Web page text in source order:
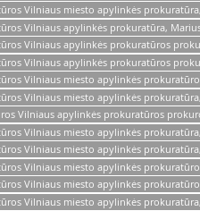
Vilniaus miesto apylinkės
Vilniaus apylinkės prokuratūra,
Vilniaus apylinkės prokuratūros
Vilniaus apylinkės prokuratūros
Vilniaus miesto apylinkės
Vilniaus miesto apylinkės prokuratūra,
Vilniaus apylinkės prokuratūros
Vilniaus miesto apylinkės
Vilniaus miesto apylinkės
Vilniaus miesto apylinkės
Vilniaus miesto apylinkės
Vilniaus miesto apylinkės